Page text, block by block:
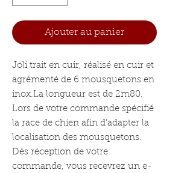
Ajouter au panier
Joli trait en cuir, réalisé en cuir et
agrémenté de 6 mousquetons en
inox.La longueur est de 2m80.
Lors de votre commande spécifié
la race de chien afin d’adapter la
localisation des mousquetons.
Dès réception de votre
commande, vous recevrez un e-